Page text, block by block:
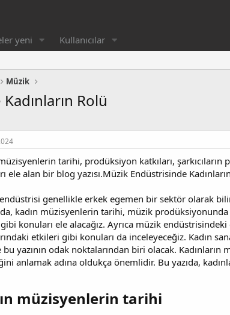
yeni Kullanıcılar
Müzik
Rolü
tarihi, prodüksiyon katkıları,
ele alan bir blog yazısı.Müzik Endüstrisinde
genellikle erkek egemen bir sektör olarak
kadın müzisyenlerin tarihi, müzik prodüksiyonunda
konuları ele alacağız. Ayrıca müzik
etkileri gibi konuları da inceleyeceğiz. Kadın
bu yazının odak noktalarından biri olacak.
anlamak adına oldukça önemlidir. Bu yazıda,
müzisyenlerin tarihi​